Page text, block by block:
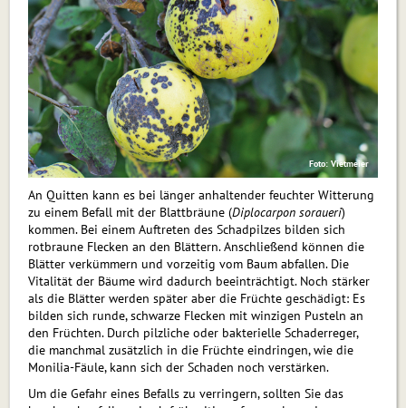
Foto: Vietmeier
An Quitten kann es bei länger anhaltender feuchter Witterung
zu einem Befall mit der Blattbräune (Diplocarpon soraueri)
kommen. Bei einem Auftreten des Schadpilzes bilden sich
rotbraune Flecken an den Blättern. Anschließend können die
Blätter verkümmern und vorzeitig vom Baum abfallen. Die
Vitalität der Bäume wird dadurch beeinträchtigt. Noch stärker
als die Blätter werden später aber die Früchte geschädigt: Es
bilden sich runde, schwarze Flecken mit winzigen Pusteln an
den Früchten. Durch pilzliche oder bakterielle Schaderreger,
die manchmal zusätzlich in die Früchte eindringen, wie die
Monilia-Fäule, kann sich der Schaden noch verstärken.
Um die Gefahr eines Befalls zu verringern, sollten Sie das